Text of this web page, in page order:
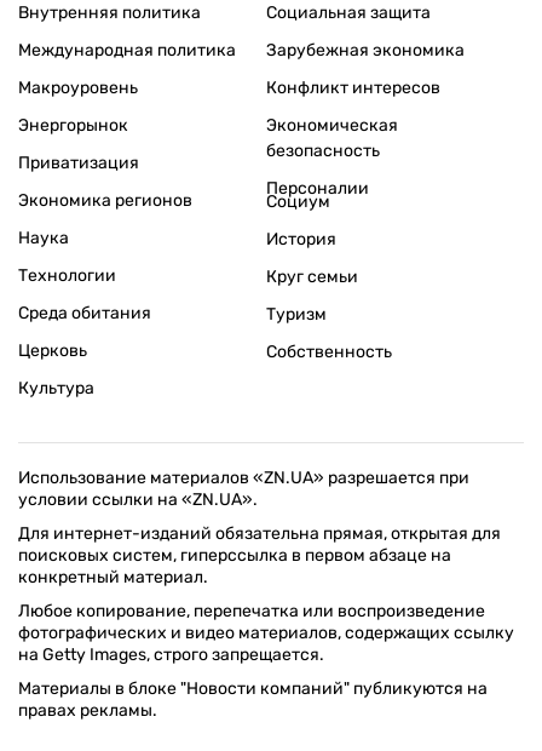
Внутренняя политика
Международная политика
Макроуровень
Энергорынок
Приватизация
Экономика регионов
Социальная защита
Зарубежная экономика
Конфликт интересов
Экономическая
безопасность
Персоналии
Наука
Технологии
Среда обитания
Церковь
Культура
Социум
История
Круг семьи
Туризм
Собственность
Использование материалов «ZN.UA» разрешается при
условии ссылки на «ZN.UA».
Для интернет-изданий обязательна прямая, открытая для
поисковых систем, гиперссылка в первом абзаце на
конкретный материал.
Любое копирование, перепечатка или воспроизведение
фотографических и видео материалов, содержащих ссылку
на Getty Images, строго запрещается.
Материалы в блоке "Новости компаний" публикуются на
правах рекламы.